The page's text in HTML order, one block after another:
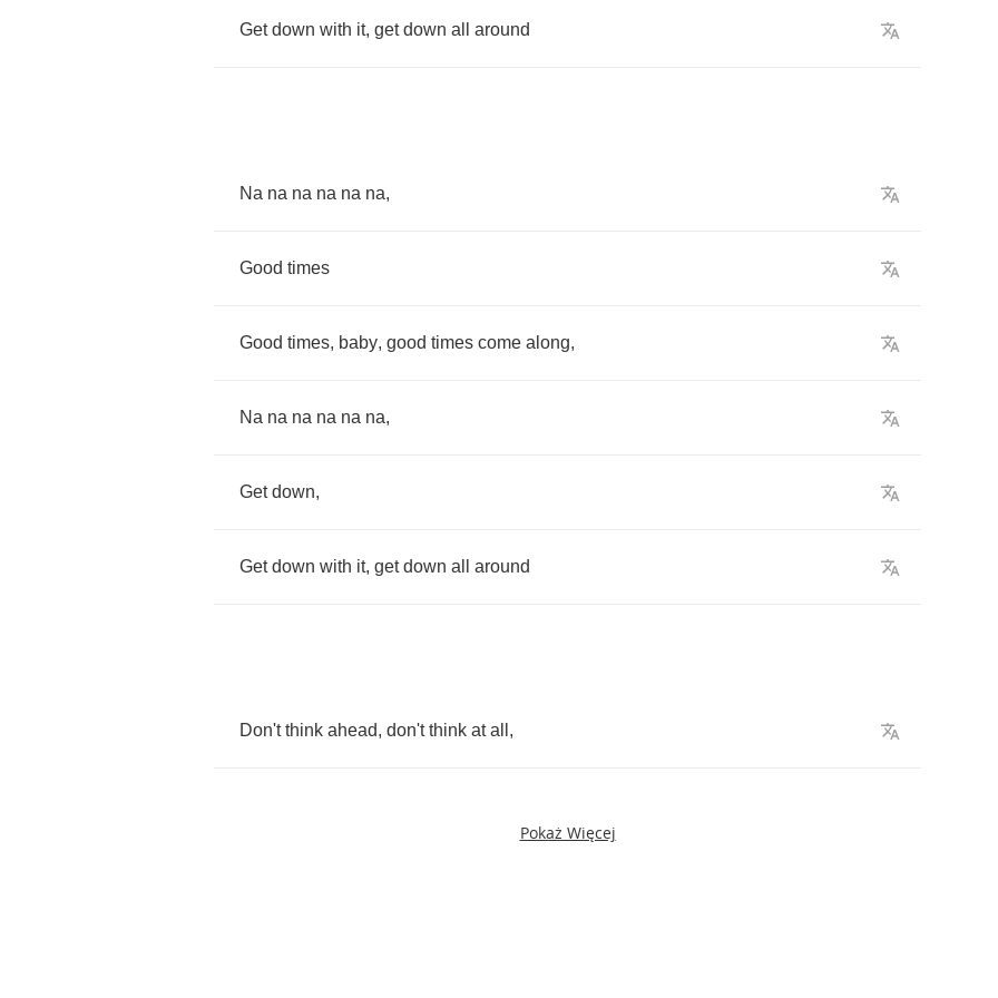
Get down with it, get down all around
Na na na na na na,
Good times
Good times, baby, good times come along,
Na na na na na na,
Get down,
Get down with it, get down all around
Don't think ahead, don't think at all ,
Pokaż Więcej